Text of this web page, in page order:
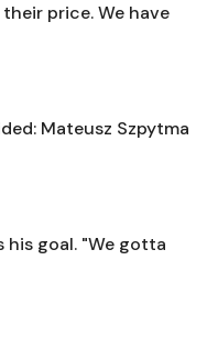
price. We have
Mateusz Szpytma
his goal. "We gotta